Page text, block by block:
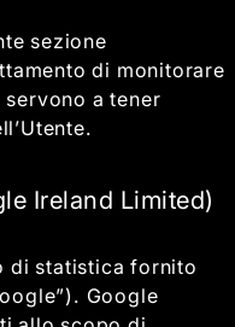
sezione
di monitorare
a tener
Ireland Limited)
di statistica fornito
Google